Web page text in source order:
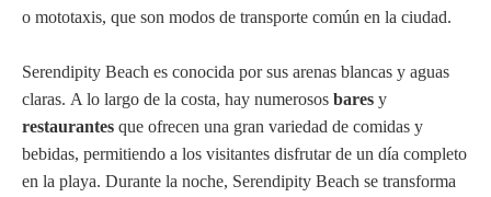
o mototaxis, que son modos de transporte común en la ciudad.
Serendipity Beach es conocida por sus arenas blancas y aguas
claras. A lo largo de la costa, hay numerosos bares y
restaurantes que ofrecen una gran variedad de comidas y
bebidas, permitiendo a los visitantes disfrutar de un día completo
en la playa. Durante la noche, Serendipity Beach se transforma